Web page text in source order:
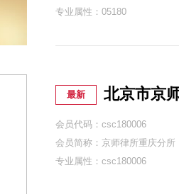
专业属性：05180
最新 北京市京
会员代码：csc180006
会员简称：京师律所重庆分所
专业属性：csc180006